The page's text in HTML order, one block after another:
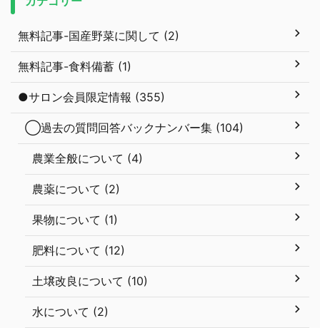
無料記事-国産野菜に関して (2)
無料記事-食料備蓄 (1)
●サロン会員限定情報 (355)
◯過去の質問回答バックナンバー集 (104)
農業全般について (4)
農薬について (2)
果物について (1)
肥料について (12)
土壌改良について (10)
水について (2)